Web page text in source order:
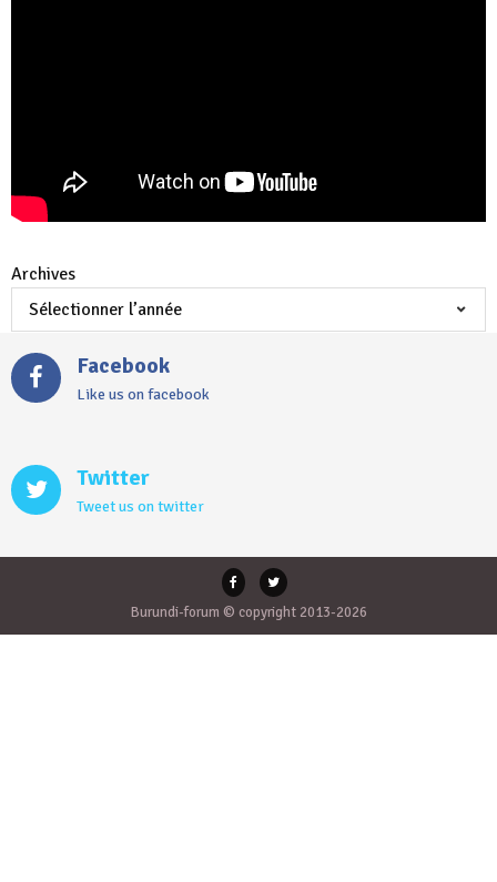
Archives
Facebook
Like us on facebook
Twitter
Tweet us on twitter
Burundi-forum © copyright 2013-2026